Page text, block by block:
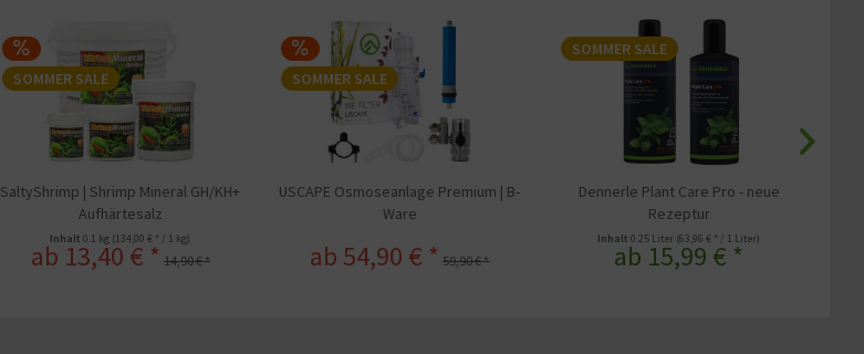
SOMMER SALE
SaltyShrimp | Shrimp Mineral GH/KH+
Aufhärtesalz
Inhalt0.1 kg (134,00 € * / 1 kg)
ab 13,40 € * 14,90 € *
SOMMER SALE
USCAPE Osmoseanlage Premium | B-
Ware
ab 54,90 € * 59,90 € *
SOMMER SALE
Dennerle Plant Care Pro - neue
Rezeptur
Inhalt0.25 Liter (63,96 € * / 1 Liter)
ab 15,99 € *